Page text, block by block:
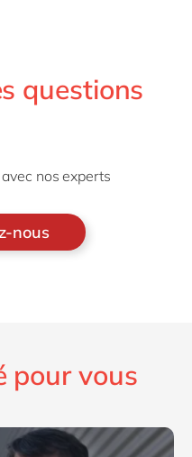
questions
nos experts
nous
pour vous